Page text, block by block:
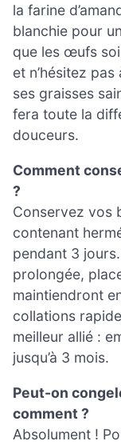
la farine
blanchie pour
que les œufs
et n’hésitez pas
ses graisses
fera toute la
douceurs.
Comment
?
Conservez vos
contenant
pendant 3
prolongée,
maintiendront
collations
meilleur allié :
jusqu’à 3 mois.
Peut-on
comment ?
Absolument !